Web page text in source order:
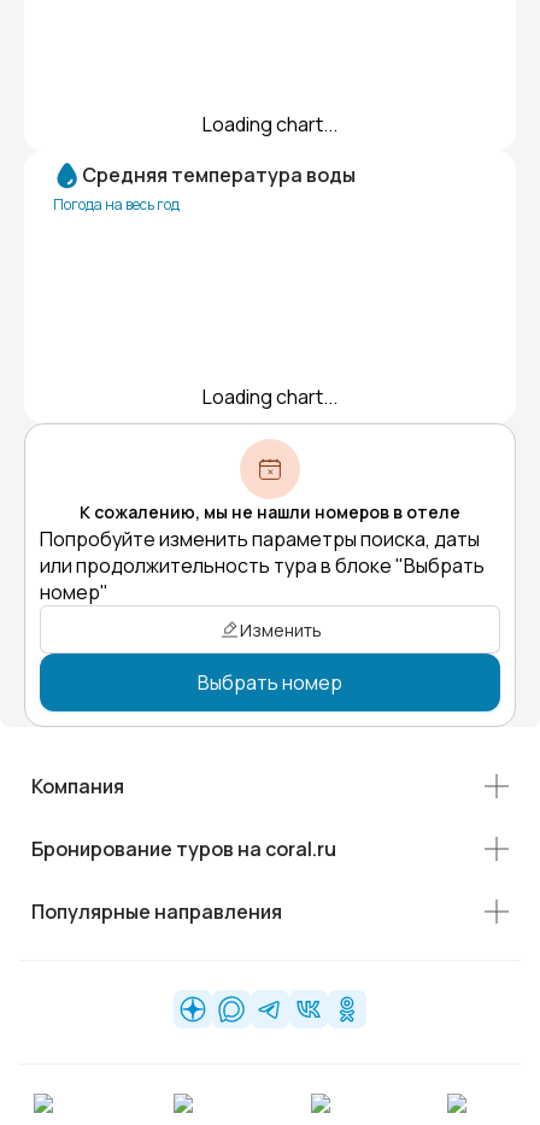
Loading chart...
Средняя температура воды
Погода на весь год
Loading chart...
К сожалению, мы не нашли номеров в отеле
Попробуйте изменить параметры поиска, даты
или продолжительность тура в блоке "Выбрать
номер"
Изменить
Выбрать номер
Компания
Бронирование туров на coral.ru
Популярные направления